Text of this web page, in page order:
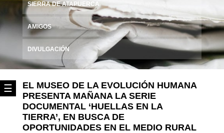
☰
SIERRA DE ATAPUERCA
AMIGOS
DIVULGACIÓN
EL MUSEO DE LA EVOLUCIÓN HUMANA
PRESENTA MAÑANA LA SERIE
DOCUMENTAL ‘HUELLAS EN LA
TIERRA’, EN BUSCA DE
OPORTUNIDADES EN EL MEDIO RURAL